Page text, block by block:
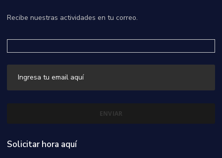
Recibe nuestras actividades en tu correo.
Solicitar hora aquí